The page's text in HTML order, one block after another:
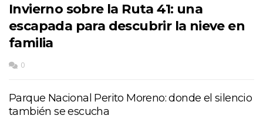
Invierno sobre la Ruta 41: una
escapada para descubrir la nieve en
familia
0
Parque Nacional Perito Moreno: donde el silencio
también se escucha